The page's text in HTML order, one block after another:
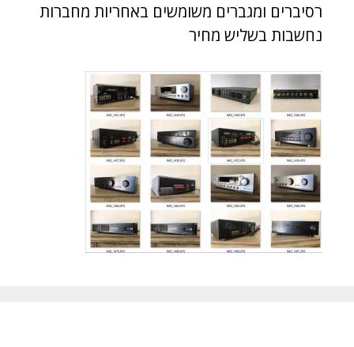
רסיברים ומגברים משומשים באחריות מחברות
נחשבות בשליש מחיר